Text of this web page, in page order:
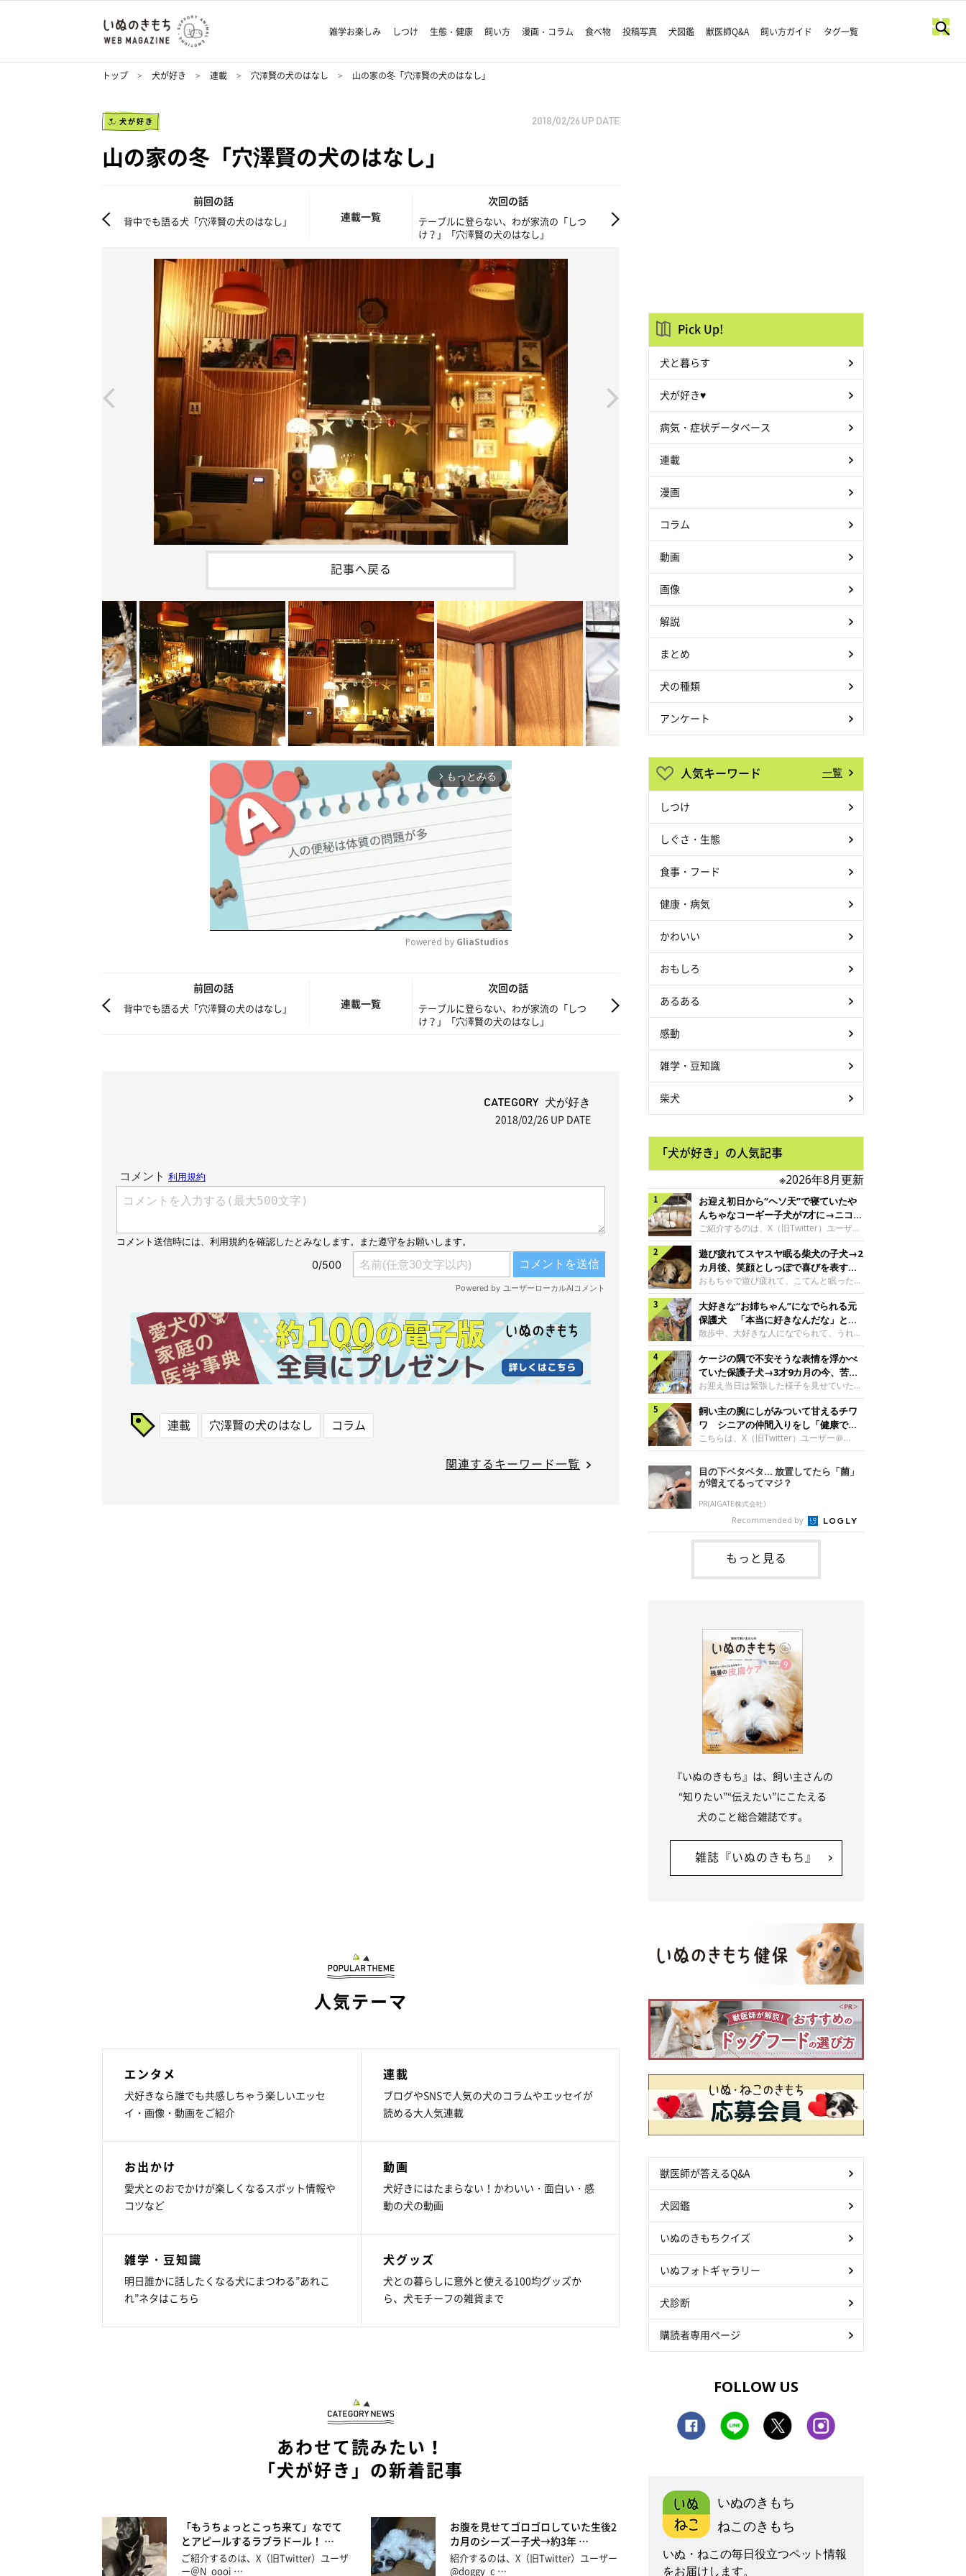
雑学お楽しみ しつけ 生態・健康 飼い方 漫画・コラム 食べ物 投稿写真 犬図鑑 獣医師Q&A 飼い方ガイド タグ一覧
トップ 犬が好き 連載 穴澤賢の犬のはなし 山の家の冬「穴澤賢の犬のはなし」
犬が好き 2018/02/26 UP DATE
山の家の冬「穴澤賢の犬のはなし」
前回の話
背中でも語る犬「穴澤賢の犬のはなし」 連載一覧
次回の話
テーブルに登らない、わが家流の「しつ
け？」「穴澤賢の犬のはなし」
記事へ戻る
arrow_forward_ios もっとみる
u
t
Powered by GliaStudios
前回の話
背中でも語る犬「穴澤賢の犬のはなし」 連載一覧
次回の話
テーブルに登らない、わが家流の「しつ
け？」「穴澤賢の犬のはなし」
CATEGORY 犬が好き
2018/02/26 UP DATE
連載 穴澤賢の犬のはなし コラム
関連するキーワード一覧
人気テーマ
エンタメ
犬好きなら誰でも共感しちゃう楽しいエッセ
イ・画像・動画をご紹介
連載
ブログやSNSで人気の犬のコラムやエッセイが
読める大人気連載
お出かけ
愛犬とのおでかけが楽しくなるスポット情報や
コツなど
動画
犬好きにはたまらない！かわいい・面白い・感
動の犬の動画
雑学・豆知識
明日誰かに話したくなる犬にまつわる”あれこ
れ”ネタはこちら
犬グッズ
犬との暮らしに意外と使える100均グッズか
ら、犬モチーフの雑貨まで
あわせて読みたい！
「犬が好き」の新着記事
「もうちょっとこっち来て」なでて
とアピールするラブラドール！ …
ご紹介するのは、X（旧Twitter）ユーザ
ー＠N_oooi …
お腹を見せてゴロゴロしていた生後2
カ月のシーズー子犬→約3年 …
紹介するのは、X（旧Twitter）ユーザー
@doggy_c …
Pick Up!
犬と暮らす
犬が好き♥
病気・症状データベース
連載
漫画
コラム
動画
画像
解説
まとめ
犬の種類
アンケート
人気キーワード 一覧
しつけ
しぐさ・生態
食事・フード
健康・病気
かわいい
おもしろ
あるある
感動
雑学・豆知識
柴犬
「犬が好き」の人気記事
※2026年8月更新
お迎え初日から“ヘソ天”で寝ていたや
んちゃなコーギー子犬が7才に→ニコニ
コ“コーギースマイル”が魅力のコに成
長！
ご紹介するのは、X（旧Twitter）ユーザー
＠Kus1oKg2vsgdWS2さんの愛犬でウェル
シュ・コーギー・ペンブロークの神楽ちゃ
ん。今年の8月で7才になるという神楽ちゃ
んですが、いったいどんな子犬時代を過ご
したのでしょうか。今回は、神楽ちゃんの
成長を飼い主さんと振り返ります！神楽ち
ゃんの成長について聞いた！お迎えから数
日後の神楽ちゃん（撮影時生後2カ月）＠
Kus1oKg2vsgdWS2――お迎え当初の神楽
ちゃんの様子について教えてください。飼
い主さん： 「お迎え当日から“ヘソ天”で寝
るようなコでし
遊び疲れてスヤスヤ眠る柴犬の子犬→2
カ月後、笑顔としっぽで喜びを表すコ
に成長！
おもちゃで遊び疲れて、こてんと眠った子
犬。あれから2カ月、表情や行動にさまざ
まな変化が見られるようになりました。遊
び疲れて眠る生後2カ月のなっちゃん遊び
疲れた様子のなっちゃん。@Pkndg_紹介
するのは、X（旧Twitter）ユーザー
@Pkndg_さんの愛犬・なっちゃん（取材
時、生後4カ月／柴犬）。こちらの写真
は、なっちゃんが生後2カ月のころに撮影
された一枚です。この日、なっちゃんは家
族と一緒におもちゃで遊んでいました。た
くさん遊んで疲れたのか、その後は眠り始
めたそうです。眠るなっちゃん。
@Pkndg_
大好きな“お姉ちゃん”になでられる元
保護犬 「本当に好きなんだな」と感
じる表情にほっこり
散歩中、大好きな人になでられて、うれし
そうな表情を見せる元保護犬。甘えるよう
な姿に、見ているこちらまでほっこりしま
す。大好きな“お姉ちゃん”に甘える小次郎
くん妹さんになでてもらい、うれしそうな
表情を見せる小次郎くん（2026年6月撮
影）。@mika_Jimmy紹介するのは、X（旧
Twitter）ユーザー@mika_Jimmyさんの愛
犬・小次郎くん（撮影時5才）。こちら
は、飼い主さんの妹さんと一緒に散歩をし
日、飼い主さんは実家から自宅へ帰る途
中、妹さんと公園で待ち合わせ
ケージの隅で不安そうな表情を浮かべ
ていた保護子犬→3才9カ月の今、苦手
を克服し頼もしいコに成長！
お迎え当日は緊張した様子を見せていた元
野犬の保護子犬。あれから約3年半、苦手
だったことを一つひとつ克服し、家族に寄
り添う姿を見せています。お迎え当日、ケ
ージの隅で不安そうにお迎え当日のシルビ
アちゃん。@nemonemotos今回紹介する
@nemonemotosさんの愛犬・シルビアち
ゃん（撮影当時、生後推定2カ月）。飼い
主さんが「#最初に撮った一枚」として投
稿した写真には、ケージの隅で不安そうな
表情を浮かべるシルビアちゃんの姿が写っ
ていました。こちらは、保護犬だったシル
飼い主の腕にしがみついて甘えるチワ
ワ シニアの仲間入りをし「健康で穏
やかな暮らしが続いてほしい」と願う
こちらは、X（旧Twitter）ユーザー＠
kotubusuke617さんが投稿した写真。写
っているのは、愛犬でチワワのつぶしゃん
（本名：こつぶちゃん）です。飼い主さん
の腕にしがみつくつぶしゃん（撮影時6
才）＠kotubusuke617撮影当時の状況に
ついて伺うと、飼い主さんはこう教えてく
れました。飼い主さん： 「ある休日のこ
とです。私がソファに座った途端にひざの
上にのってきたので、そのままなでながら
テレビを見ていたのですが、微動だにしな
いので気になって見てみると、腕にしがみ
目の下ベタベタ… 放置してたら「菌」
が増えてるってマジ？
PR(AIGATE株式会社)
Recommended by
もっと見る
『いぬのきもち』は、飼い主さんの
“知りたい”“伝えたい”にこたえる
犬のこと総合雑誌です。
雑誌『いぬのきもち』
獣医師が答えるQ&A
犬図鑑
いぬのきもちクイズ
いぬフォトギャラリー
犬診断
購読者専用ページ
FOLLOW US
いぬのきもち
ねこのきもち
いぬ・ねこの毎日役立つペット情報
をお届けします。